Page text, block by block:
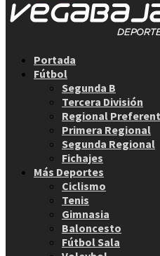
Portada
Fútbol
Segunda B
Tercera División
Regional
Primera Regional
Segunda Regional
Fichajes
Más Deportes
Ciclismo
Tenis
Gimnasia
Baloncesto
Fútbol Sala